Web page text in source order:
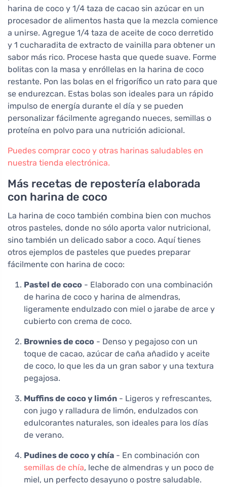
harina de coco y 1/4 taza de cacao sin azúcar en un
procesador de alimentos hasta que la mezcla comience
a unirse. Agregue 1/4 taza de aceite de coco derretido
y 1 cucharadita de extracto de vainilla para obtener un
sabor más rico. Procese hasta que quede suave. Forme
bolitas con la masa y enróllelas en la harina de coco
restante. Pon las bolas en el frigorífico un rato para que
se endurezcan. Estas bolas son ideales para un rápido
impulso de energía durante el día y se pueden
personalizar fácilmente agregando nueces, semillas o
proteína en polvo para una nutrición adicional.
Puedes comprar coco y otras harinas saludables en
nuestra tienda electrónica.
Más recetas de repostería elaborada
con harina de coco
La harina de coco también combina bien con muchos
otros pasteles, donde no sólo aporta valor nutricional,
sino también un delicado sabor a coco. Aquí tienes
otros ejemplos de pasteles que puedes preparar
fácilmente con harina de coco:
Pastel de coco - Elaborado con una combinación
de harina de coco y harina de almendras,
ligeramente endulzado con miel o jarabe de arce y
cubierto con crema de coco.
Brownies de coco - Denso y pegajoso con un
toque de cacao, azúcar de caña añadido y aceite
de coco, lo que les da un gran sabor y una textura
pegajosa.
Muffins de coco y limón - Ligeros y refrescantes,
con jugo y ralladura de limón, endulzados con
edulcorantes naturales, son ideales para los días
de verano.
Pudines de coco y chía - En combinación con
semillas de chía, leche de almendras y un poco de
miel, un perfecto desayuno o postre saludable.